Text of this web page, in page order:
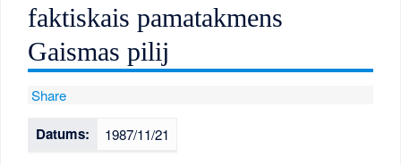
faktiskais pamatakmens
Gaismas pilij
Share
Datums: 1987/11/21